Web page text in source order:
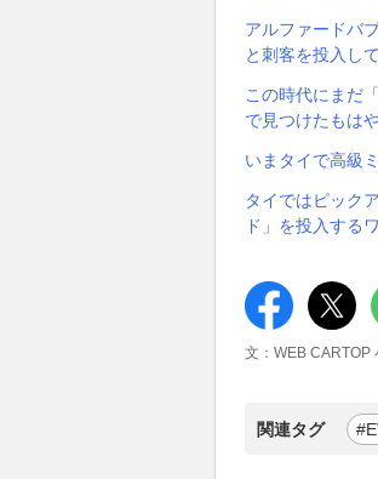
アルファードバ
と刺客を投入し
この時代にまだ
で見つけたもは
いまタイで高級
タイではピック
ド」を投入する
文：WEB CARTOP
関連タグ